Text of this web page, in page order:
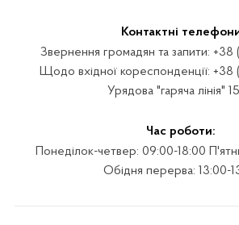
Контактні
Звернення громадян та запити:
Щодо вхідної кореспонденції:
Урядова "гаряча лінія"
Час роботи:
Понеділок-четвер: 09:00-18:00
Обідня перерва: 13:00-